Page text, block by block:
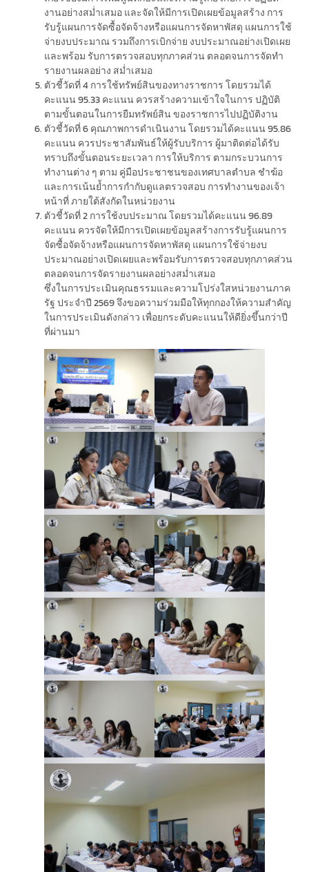
งานอย่างสม่ำเสมอ และจัดให้มีการเปิดเผยข้อมูลสร้าง การ
รับรู้แผนการจัดซื้อจัดจ้างหรือแผนการจัดหาพัสดุ แผนการใช้
จ่ายงบประมาณ รวมถึงการเบิกจ่าย งบประมาณอย่างเปิดเผย
และพร้อม รับการตรวจสอบทุกภาคส่วน ตลอดจนการจัดทำ
รายงานผลอย่าง สม่ำเสมอ
ตัวชี้วัดที่ 4 การใช้ทรัพย์สินของทางราชการ โดยรวมได้
คะแนน 95.33 คะแนน ควรสร้างความเข้าใจในการ ปฏิบัติ
ตามขั้นตอนในการยืมทรัพย์สิน ของราชการไปปฏิบัติงาน
ตัวชี้วัดที่ 6 คุณภาพการดำเนินงาน โดยรวมได้คะแนน 95.86
คะแนน ควรประชาสัมพันธ์ให้ผู้รับบริการ ผู้มาติดต่อได้รับ
ทราบถึงขั้นตอนระยะเวลา การให้บริการ ตามกระบวนการ
ทำงานต่าง ๆ ตาม คู่มือประชาชนของเทศบาลตำบล ชำฆ้อ
และการเน้นย้ำการกำกับดูแลตรวจสอบ การทำงานของเจ้า
หน้าที่ ภายใต้สังกัดในหน่วยงาน
ตัวชี้วัดที่ 2 การใช้งบประมาณ โดยรวมได้คะแนน 96.89
คะแนน ควรจัดให้มีการเปิดเผยข้อมูลสร้างการรับรู้แผนการ
จัดซื้อจัดจ้างหรือแผนการจัดหาพัสดุ แผนการใช้จ่ายงบ
ประมาณอย่างเปิดเผยและพร้อมรับการตรวจสอบทุกภาคส่วน
ตลอดจนการจัดรายงานผลอย่างสม่ำเสมอ
ซึ่งในการประเมินคุณธรรมและความโปร่งใสหน่วยงานภาค
รัฐ ประจำปี 2569 จึงขอความร่วมมือให้ทุกกองให้ความสำคัญ
ในการประเมินดังกล่าว เพื่อยกระดับคะแนนให้ดียิ่งขึ้นกว่าปี
ที่ผ่านมา